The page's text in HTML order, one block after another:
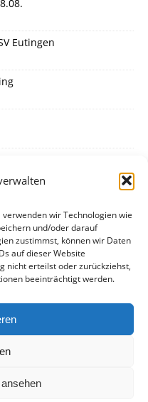
wir Technologien wie
und/oder darauf
zustimmst, können wir Daten
auf dieser Website
nicht erteilst oder zurückziehst,
beeinträchtigt werden.
Eutingen